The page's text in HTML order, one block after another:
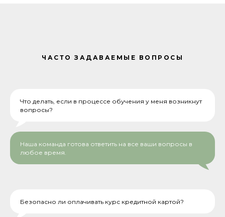
ЧАСТО ЗАДАВАЕМЫЕ ВОПРОСЫ
Что делать, если в процессе обучения у меня возникнут
вопросы?
Наша команда готова ответить на все ваши вопросы в
любое время.
Безопасно ли оплачивать курс кредитной картой?